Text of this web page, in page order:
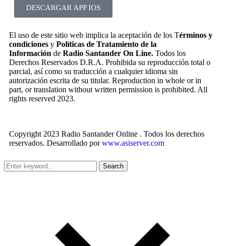
DESCARGAR APP IOS
El uso de este sitio web implica la aceptación de los Términos y
condiciones y Políticas de Tratamiento de la
Información de Radio Santander On Line. Todos los
Derechos Reservados D.R.A. Prohibida su reproducción total o
parcial, así como su traducción a cualquier idioma sin
autorización escrita de su titular. Reproduction in whole or in
part, or translation without written permission is prohibited. All
rights reserved 2023.
Copyright 2023 Radio Santander Online . Todos los derechos
reservados. Desarrollado porwww.asiserver.com
Search